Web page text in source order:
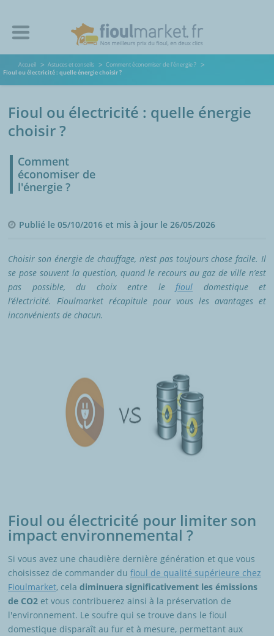
Accueil Astuces et conseils
Comment économiser de l'énergie ?
Fioul ou électricité : quelle énergie choisir ?
Fioul ou électricité : quelle énergie
choisir ?
Comment
économiser de
l'énergie ?
Publié le 05/10/2016 et mis à jour le 26/05/2026
Choisir son énergie de chauffage, n’est pas toujours chose facile. Il
se pose souvent la question, quand le recours au gaz de ville n’est
pas possible, du choix entre le fioul domestique et
l’électricité. Fioulmarket récapitule pour vous les avantages et
inconvénients de chacun.
Fioul ou électricité pour limiter son
impact environnemental ?
Si vous avez une chaudière dernière génération et que vous
choisissez de commander du fioul de qualité supérieure chez
Fioulmarket, cela diminuera significativement les émissions
de CO2 et vous contribuerez ainsi à la préservation de
l'environnement. Le soufre qui se trouve dans le fioul
domestique disparaît au fur et à mesure, permettant aux